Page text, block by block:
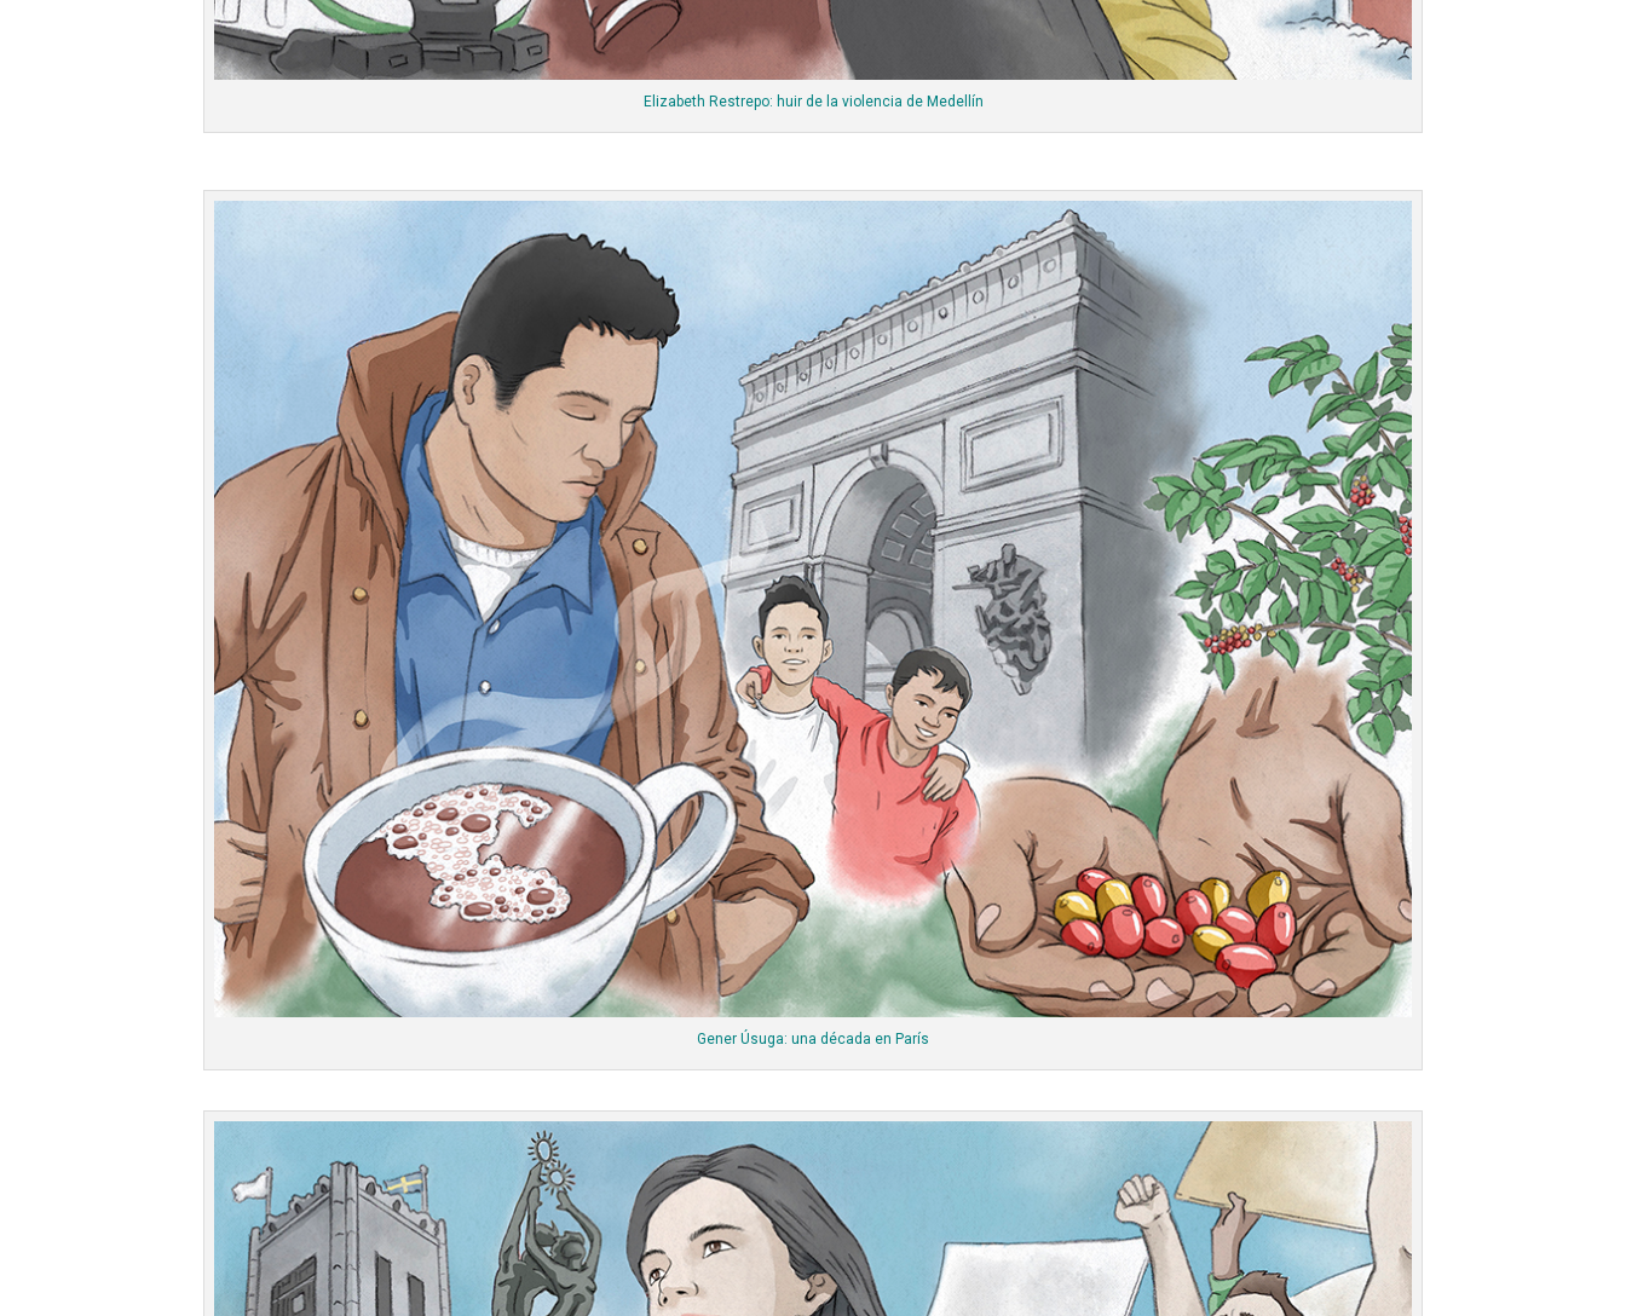
Elizabeth Restrepo: huir de la violencia de Medellín
Gener Úsuga: una década en París